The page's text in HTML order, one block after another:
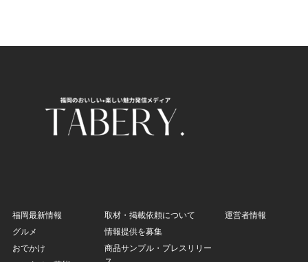
福岡最新情報
グルメ
おでかけ
取材・掲載依頼について
情報提供を募集
商品サンプル・プレスリリー
運営者情報